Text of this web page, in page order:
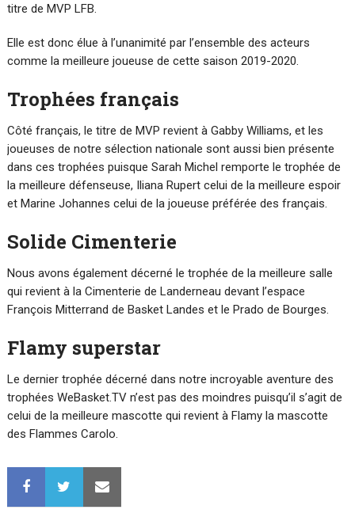
titre de MVP LFB.
Elle est donc élue à l’unanimité par l’ensemble des acteurs
comme la meilleure joueuse de cette saison 2019-2020.
Trophées français
Côté français, le titre de MVP revient à Gabby Williams, et les
joueuses de notre sélection nationale sont aussi bien présente
dans ces trophées puisque Sarah Michel remporte le trophée de
la meilleure défenseuse, Iliana Rupert celui de la meilleure espoir
et Marine Johannes celui de la joueuse préférée des français.
Solide Cimenterie
Nous avons également décerné le trophée de la meilleure salle
qui revient à la Cimenterie de Landerneau devant l’espace
François Mitterrand de Basket Landes et le Prado de Bourges.
Flamy superstar
Le dernier trophée décerné dans notre incroyable aventure des
trophées WeBasket.TV n’est pas des moindres puisqu’il s’agit de
celui de la meilleure mascotte qui revient à Flamy la mascotte
des Flammes Carolo.